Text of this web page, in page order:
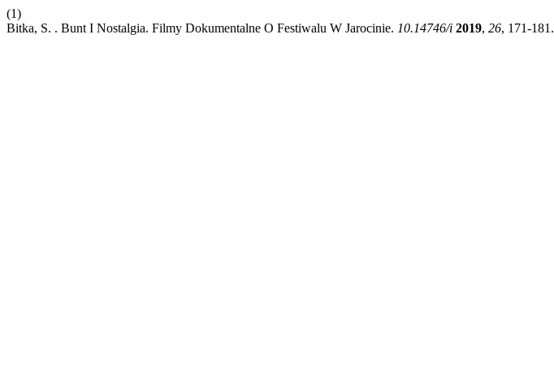
(1)
Bitka, S. . Bunt I Nostalgia. Filmy Dokumentalne O Festiwalu W Jarocinie. 10.14746/i 2019, 26, 171-181.